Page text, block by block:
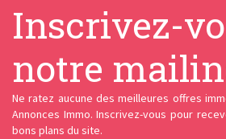
Inscrivez-
notre
Ne ratez aucune des meilleures offres
Annonces Immo. Inscrivez-vous pour
bons plans du site.